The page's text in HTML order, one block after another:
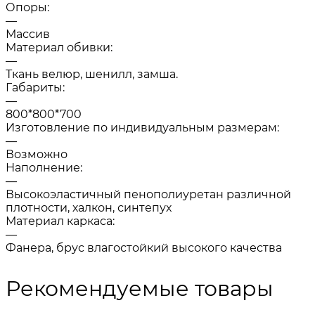
Опоры:
—
Массив
Материал обивки:
—
Ткань велюр, шенилл, замша.
Габариты:
—
800*800*700
Изготовление по индивидуальным размерам:
—
Возможно
Наполнение:
—
Высокоэластичный пенополиуретан различной
плотности, халкон, синтепух
Материал каркаса:
—
Фанера, брус влагостойкий высокого качества
Рекомендуемые товары